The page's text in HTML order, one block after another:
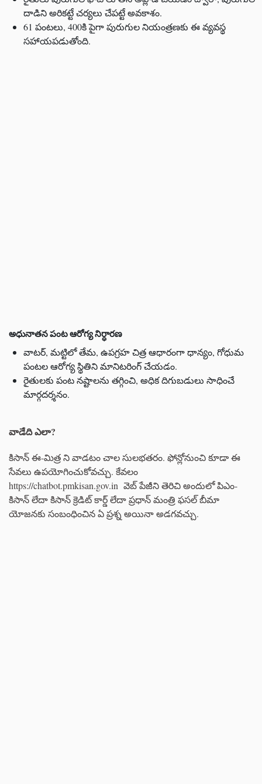
దాడిని అరికట్టే చర్యలు చేపట్టే అవకాశం.
61 పంటలు, 400కి పైగా పురుగుల నియంత్రణకు ఈ వ్యవస్థ
సహాయపడుతోంది.
అధునాతన పంట ఆరోగ్య నిర్ధారణ
వాటర్, మట్టిలో తేమ, ఉపగ్రహ చిత్ర ఆధారంగా ధాన్యం, గోధుమ
పంటల ఆరోగ్య స్థితిని మానిటరింగ్ చేయడం.
రైతులకు పంట నష్టాలను తగ్గించి, అధిక దిగుబడులు సాధించే
మార్గదర్శనం.
వాడేది ఎలా?
కిసాన్ ఈ-మిత్ర ని వాడటం చాల సులభతరం. ఫోన్లోనుంచి కూడా ఈ
సేవలు ఉపయోగించుకోవచ్చు. కేవలం
https://chatbot.pmkisan.gov.in వెబ్ పేజీని తెరిచి అందులో పిఎం-
కిసాన్ లేదా కిసాన్ క్రెడిట్ కార్డ్ లేదా ప్రధాన్ మంత్రి ఫసల్ బీమా
యోజనకు సంబంధించిన ఏ ప్రశ్న అయినా అడగవచ్చు.